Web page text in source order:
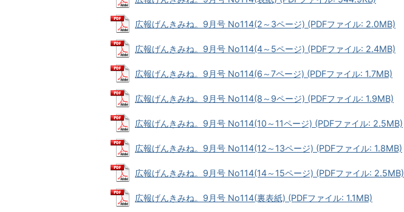
広報げんきみね。9月号 No114(2～3ページ) (PDFファイル: 2.0MB)
広報げんきみね。9月号 No114(4～5ページ) (PDFファイル: 2.4MB)
広報げんきみね。9月号 No114(6～7ページ) (PDFファイル: 1.7MB)
広報げんきみね。9月号 No114(8～9ページ) (PDFファイル: 1.9MB)
広報げんきみね。9月号 No114(10～11ページ) (PDFファイル: 2.5MB)
広報げんきみね。9月号 No114(12～13ページ) (PDFファイル: 1.8MB)
広報げんきみね。9月号 No114(14～15ページ) (PDFファイル: 2.5MB)
広報げんきみね。9月号 No114(裏表紙) (PDFファイル: 1.1MB)